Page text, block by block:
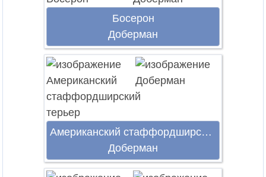
Босерон
Доберман
Американский стаффордширский терьер
Доберман